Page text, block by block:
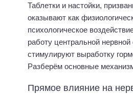
Таблетки и настойки,
оказывают как
психологическое
работу центральной
стимулируют выработку
Разберём основные
Прямое влияние на